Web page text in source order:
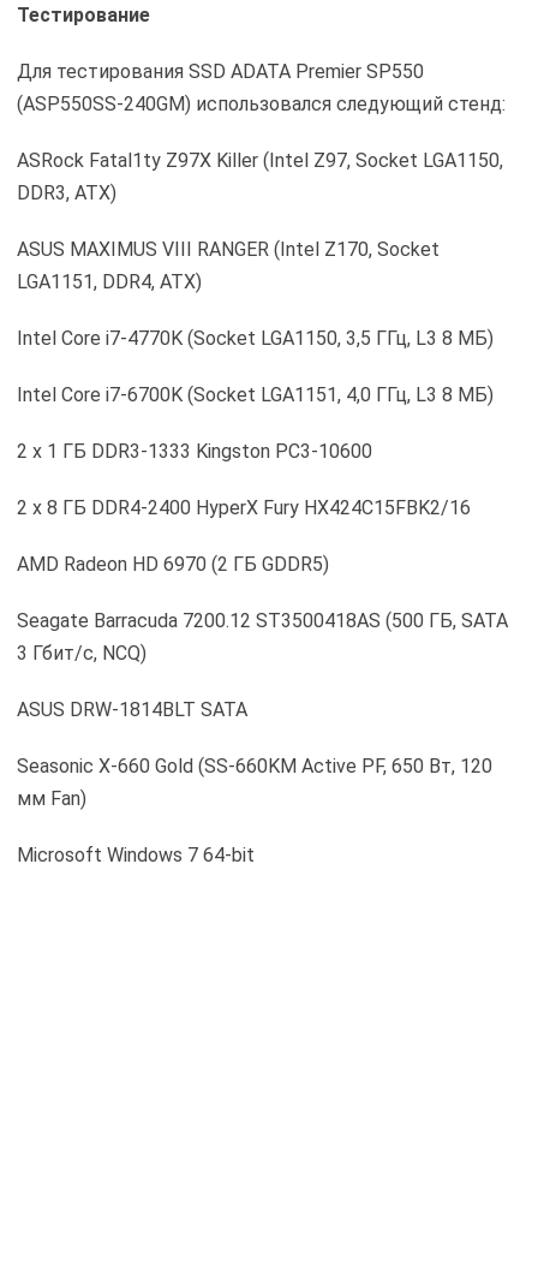
обозначенную информацию. В частности, общий
объем составляет 240 ГБ или 223 ГиБ. Температура
же в процессе тестирования достигала 45°С (согласно
показаниям встроенного датчика). В свою очередь
температура корпуса находилась на уровне 39,1°С при
окружающей температуре 25°С.
Тестирование
Для тестирования SSD ADATA Premier SP550
DDR3, ATX)
LGA1151, DDR4, ATX)
Intel Core i7-4770K (Socket LGA1150, 3,5 ГГц, L3 8 МБ)